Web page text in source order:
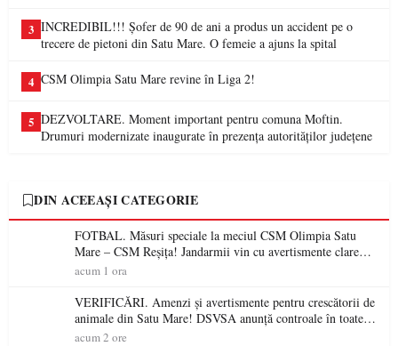
3 INCREDIBIL!!! Șofer de 90 de ani a produs un accident pe o
trecere de pietoni din Satu Mare. O femeie a ajuns la spital
4 CSM Olimpia Satu Mare revine în Liga 2!
5 DEZVOLTARE. Moment important pentru comuna Moftin.
Drumuri modernizate inaugurate în prezența autorităților județene
DIN ACEEAȘI CATEGORIE
FOTBAL. Măsuri speciale la meciul CSM Olimpia Satu
Mare – CSM Reșița! Jandarmii vin cu avertismente clare
pentru suporteri
acum 1 ora
VERIFICĂRI. Amenzi și avertismente pentru crescătorii de
animale din Satu Mare! DSVSA anunță controale în toate
gospodăriile și face apel la respectarea legii
acum 2 ore